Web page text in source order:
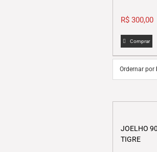
R$ 300,00
Comprar
Ordernar por
JOELHO
TIGRE